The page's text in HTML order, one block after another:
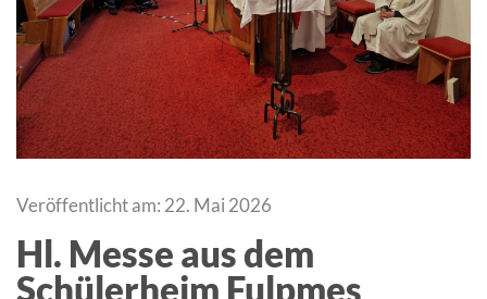
Veröffentlicht am: 22. Mai 2026
Hl. Messe aus dem
Schülerheim Fulpmes